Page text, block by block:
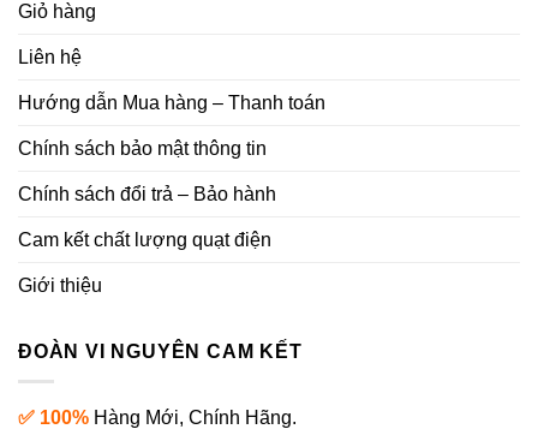
Giỏ hàng
Liên hệ
Hướng dẫn Mua hàng – Thanh toán
Chính sách bảo mật thông tin
Chính sách đổi trả – Bảo hành
Cam kết chất lượng quạt điện
Giới thiệu
ĐOÀN VI NGUYÊN CAM KẾT
✅ 100% Hàng Mới, Chính Hãng.